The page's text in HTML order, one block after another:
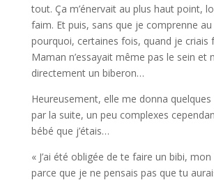
tout. Ça m’énervait au plus haut point,
faim. Et puis, sans que je comprenne
pourquoi, certaines fois, quand je criais
Maman n’essayait même pas le sein et
directement un biberon…
Heureusement, elle me donna
par la suite, un peu complexes
bébé que j’étais…
« J’ai été obligée de te faire un bibi,
parce que je ne pensais pas que tu